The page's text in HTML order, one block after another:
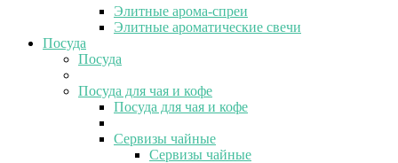
Элитные арома-спреи
Элитные ароматические свечи
Посуда
Посуда
Посуда для чая и кофе
Посуда для чая и кофе
Сервизы чайные
Сервизы чайные